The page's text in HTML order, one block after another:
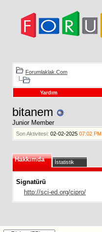
Forumlaklak.Com
Yardım
bitanem
Junior Member
Son Aktivitesi: 02-02-2025 07:02 PM
Hakkımda İstatistik
Signatürü
http://sci-ed.org/cipro/